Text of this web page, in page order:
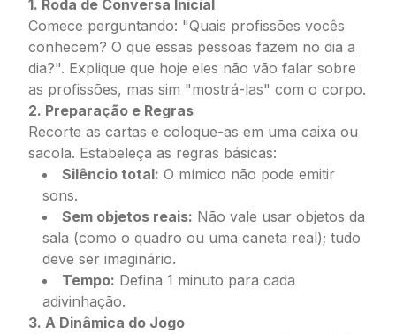
1. Roda de Conversa Inicial
Comece perguntando: "Quais profissões vocês
conhecem? O que essas pessoas fazem no dia a
dia?". Explique que hoje eles não vão falar sobre
as profissões, mas sim "mostrá-las" com o corpo.
2. Preparação e Regras
Recorte as cartas e coloque-as em uma caixa ou
sacola. Estabeleça as regras básicas:
Silêncio total: O mímico não pode emitir
sons.
Sem objetos reais: Não vale usar objetos da
sala (como o quadro ou uma caneta real); tudo
deve ser imaginário.
Tempo: Defina 1 minuto para cada
adivinhação.
3. A Dinâmica do Jogo